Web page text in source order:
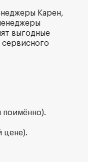
Карен,
выгодные
сервисного
поимённо).
цене).